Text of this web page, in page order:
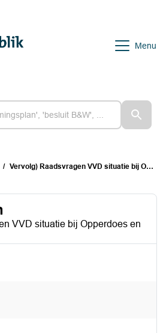
Menu
Vervolg) Raadsvragen VVD situatie bij Opperdoes en het Dormioterrein
VVD situatie bij Opperdoes en